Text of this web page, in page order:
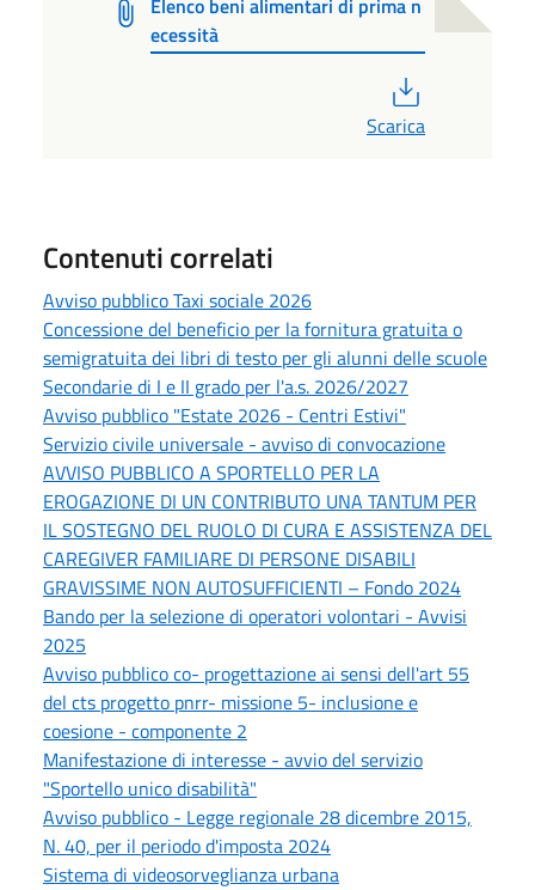
Elenco beni alimentari di prima n
ecessità
Scarica
Contenuti correlati
Avviso pubblico Taxi sociale 2026
Concessione del beneficio per la fornitura gratuita o
semigratuita dei libri di testo per gli alunni delle scuole
Secondarie di I e II grado per l'a.s. 2026/2027
Avviso pubblico "Estate 2026 - Centri Estivi"
Servizio civile universale - avviso di convocazione
AVVISO PUBBLICO A SPORTELLO PER LA
EROGAZIONE DI UN CONTRIBUTO UNA TANTUM PER
IL SOSTEGNO DEL RUOLO DI CURA E ASSISTENZA DEL
CAREGIVER FAMILIARE DI PERSONE DISABILI
GRAVISSIME NON AUTOSUFFICIENTI – Fondo 2024
Bando per la selezione di operatori volontari - Avvisi
2025
Avviso pubblico co- progettazione ai sensi dell'art 55
del cts progetto pnrr- missione 5- inclusione e
coesione - componente 2
Manifestazione di interesse - avvio del servizio
"Sportello unico disabilità"
Avviso pubblico - Legge regionale 28 dicembre 2015,
N. 40, per il periodo d'imposta 2024
Sistema di videosorveglianza urbana